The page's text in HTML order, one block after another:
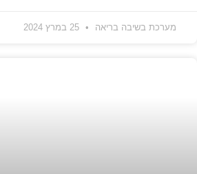
מערכת בשיבה בריאה